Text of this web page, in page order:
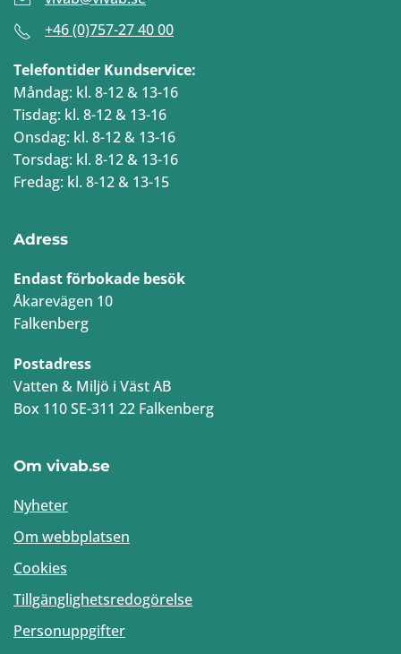
+46 (0)757-27 40 00
Telefontider Kundservice:
Måndag: kl. 8-12 & 13-16
Tisdag: kl. 8-12 & 13-16
Onsdag: kl. 8-12 & 13-16
Torsdag: kl. 8-12 & 13-16
Fredag: kl. 8-12 & 13-15
Adress
Endast förbokade besök
Åkarevägen 10
Falkenberg
Postadress
Vatten & Miljö i Väst AB
Box 110 SE-311 22 Falkenberg
Om vivab.se
Nyheter
Om webbplatsen
Cookies
Tillgänglighetsredogörelse
Personuppgifter